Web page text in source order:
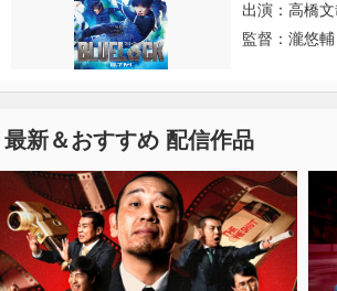
出演：高橋
監督：瀧悠輔
最新＆おすすめ 配信作品